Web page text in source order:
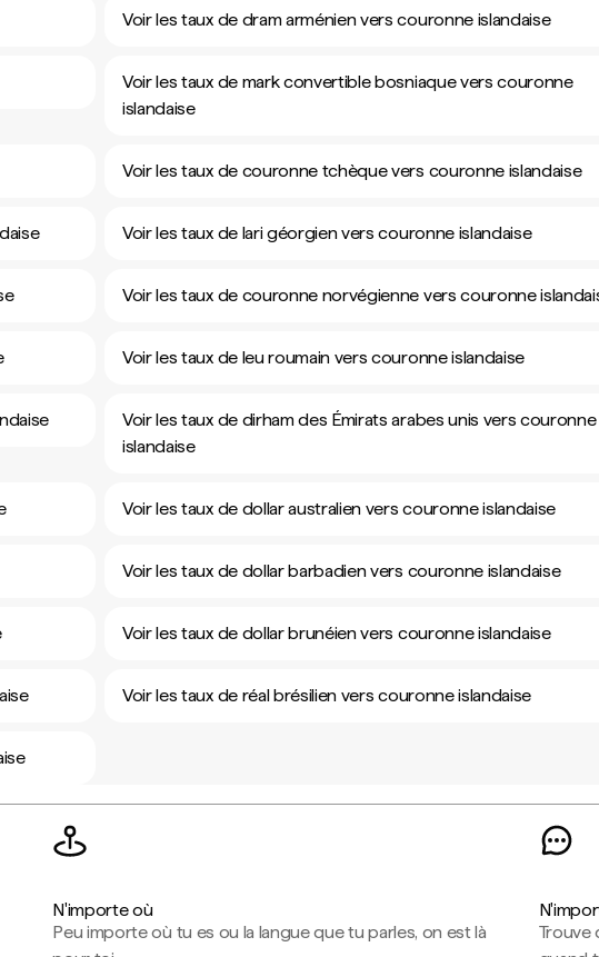
Voir les taux de dram arménien vers couronne islandaise
Voir les taux de mark convertible bosniaque vers couronne
islandaise
Voir les taux de couronne tchèque vers couronne islandaise
Voir les taux de lari géorgien vers couronne islandaise
Voir les taux de couronne norvégienne vers couronne
Voir les taux de leu roumain vers couronne islandaise
Voir les taux de dirham des Émirats arabes unis vers couronne
islandaise
Voir les taux de dollar australien vers couronne islandaise
Voir les taux de dollar barbadien vers couronne islandaise
Voir les taux de dollar brunéien vers couronne islandaise
Voir les taux de réal brésilien vers couronne islandaise
N'importe où
Peu importe où tu es ou la langue que tu parles, on est là
Trouve